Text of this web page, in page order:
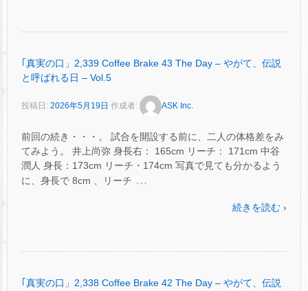
｢真実の口」2,339 Coffee Brake 43 The Day – やがて、伝説
と呼ばれる日 – Vol.5
投稿日: 2026年5月19日 作成者: ASK Inc.
前回の続き・・・。 試合を開設する前に、二人の体格差をみ
てみよう。 井上尚弥 身長右： 165cm リーチ： 171cm 中谷
潤人 身長：173cm リーチ・174cm 写真で見ても分かるよう
に、身長で 8cm 、リーチ …
続きを読む ›
｢真実の口」2,338 Coffee Brake 42 The Day – やがて、伝説